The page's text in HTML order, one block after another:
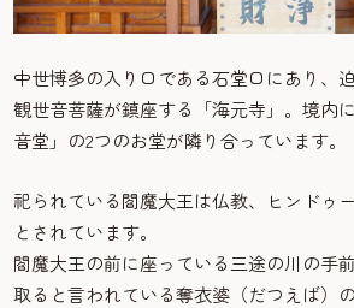
中世博多の入り口である石堂口にあり、
観世音菩薩が鎮座する「海元寺」。境内
音堂」の2つのお堂が隣り合っています。
祀られている閻魔大王は仏教、ヒンドゥ
とされています。
閻魔大王の前に座っている三途の川の手
取ると言われている奪衣婆（だつえば）